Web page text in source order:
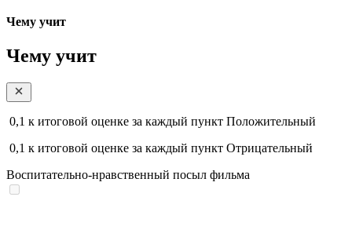
Чему учит
Чему учит
0,1 к итоговой оценке за каждый пункт Положительный
0,1 к итоговой оценке за каждый пункт Отрицательный
Воспитательно-нравственный посыл фильма